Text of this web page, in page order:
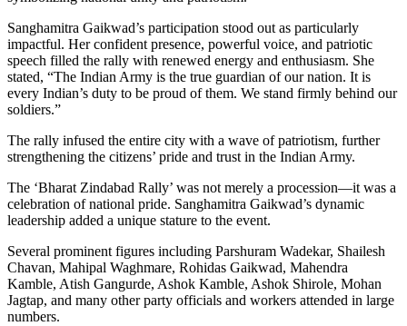
Sanghamitra Gaikwad’s participation stood out as particularly
impactful. Her confident presence, powerful voice, and patriotic
speech filled the rally with renewed energy and enthusiasm. She
stated, “The Indian Army is the true guardian of our nation. It is
every Indian’s duty to be proud of them. We stand firmly behind our
soldiers.”
The rally infused the entire city with a wave of patriotism, further
strengthening the citizens’ pride and trust in the Indian Army.
The ‘Bharat Zindabad Rally’ was not merely a procession—it was a
celebration of national pride. Sanghamitra Gaikwad’s dynamic
leadership added a unique stature to the event.
Several prominent figures including Parshuram Wadekar, Shailesh
Chavan, Mahipal Waghmare, Rohidas Gaikwad, Mahendra
Kamble, Atish Gangurde, Ashok Kamble, Ashok Shirole, Mohan
Jagtap, and many other party officials and workers attended in large
numbers.